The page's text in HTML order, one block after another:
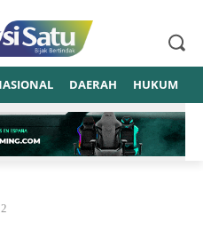
DAERAH HUKUM